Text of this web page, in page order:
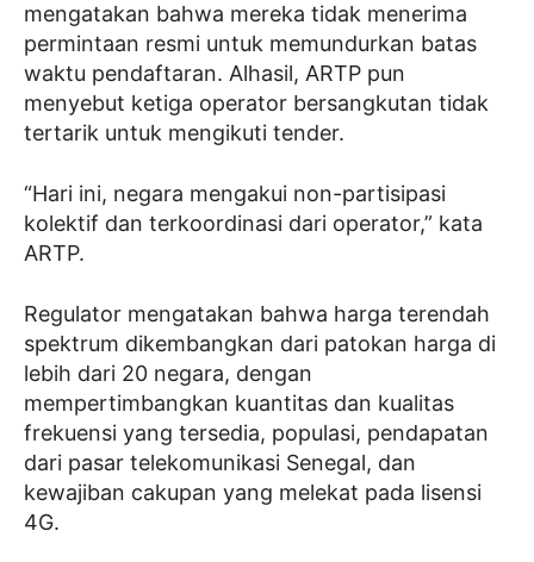
mengatakan bahwa mereka tidak menerima
permintaan resmi untuk memundurkan batas
waktu pendaftaran. Alhasil, ARTP pun
menyebut ketiga operator bersangkutan tidak
tertarik untuk mengikuti tender.
“Hari ini, negara mengakui non-partisipasi
kolektif dan terkoordinasi dari operator,” kata
ARTP.
Regulator mengatakan bahwa harga terendah
spektrum dikembangkan dari patokan harga di
lebih dari 20 negara, dengan
mempertimbangkan kuantitas dan kualitas
frekuensi yang tersedia, populasi, pendapatan
dari pasar telekomunikasi Senegal, dan
kewajiban cakupan yang melekat pada lisensi
4G.